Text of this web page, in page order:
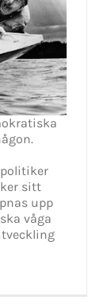
politiker
sitt
upp
våga